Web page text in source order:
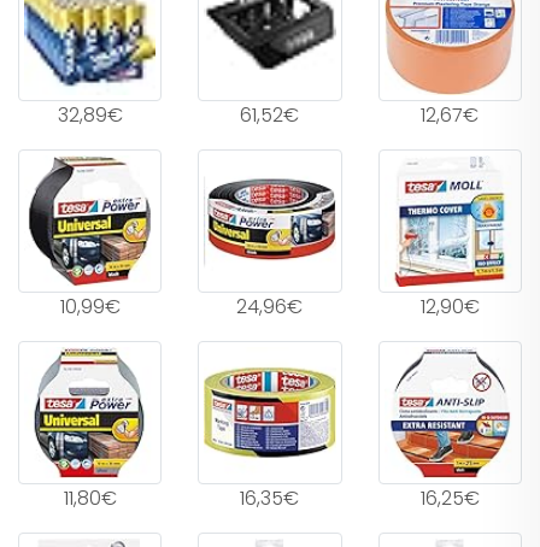
32,89€ 61,52€ 12,67€
10,99€ 24,96€ 12,90€
11,80€ 16,35€ 16,25€